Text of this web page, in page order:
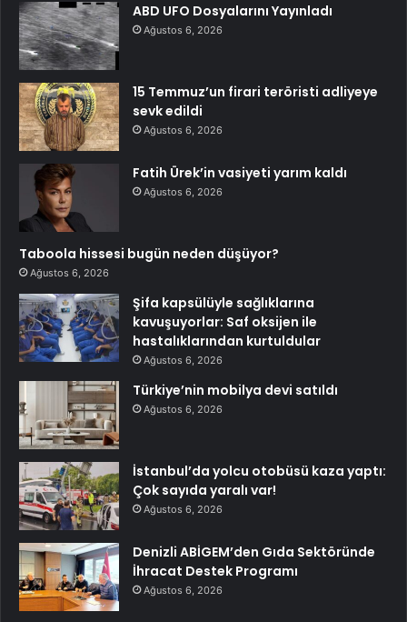
ABD UFO Dosyalarını Yayınladı
Ağustos 6, 2026
15 Temmuz’un firari teröristi adliyeye
sevk edildi
Ağustos 6, 2026
Fatih Ürek’in vasiyeti yarım kaldı
Ağustos 6, 2026
Taboola hissesi bugün neden düşüyor?
Ağustos 6, 2026
Şifa kapsülüyle sağlıklarına
kavuşuyorlar: Saf oksijen ile
hastalıklarından kurtuldular
Ağustos 6, 2026
Türkiye’nin mobilya devi satıldı
Ağustos 6, 2026
İstanbul’da yolcu otobüsü kaza yaptı:
Çok sayıda yaralı var!
Ağustos 6, 2026
Denizli ABİGEM’den Gıda Sektöründe
İhracat Destek Programı
Ağustos 6, 2026